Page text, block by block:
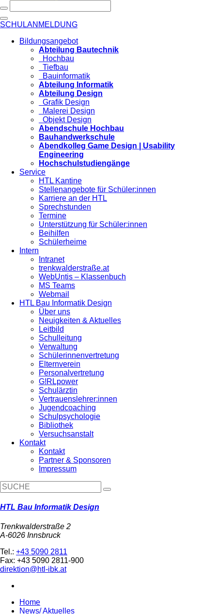
SCHULANMELDUNG
Bildungsangebot
Abteilung Bautechnik
Hochbau
Tiefbau
Bauinformatik
Abteilung Informatik
Abteilung Design
Grafik Design
Malerei Design
Objekt Design
Abendschule Hochbau
Bauhandwerkschule
Abendkolleg Game Design | Usability
Engineering
Hochschulstudiengänge
Service
HTL Kantine
Stellenangebote für Schüler:innen
Karriere an der HTL
Sprechstunden
Termine
Unterstützung für Schüler:innen
Beihilfen
Schülerheime
Intern
Intranet
trenkwalderstraße.at
WebUntis – Klassenbuch
MS Teams
Webmail
HTL Bau Informatik Design
Über uns
Neuigkeiten & Aktuelles
Leitbild
Schulleitung
Verwaltung
Schülerinnenvertretung
Elternverein
Personalvertretung
G!RLpower
Schulärztin
Vertrauenslehrer:innen
Jugendcoaching
Schulpsychologie
Bibliothek
Versuchsanstalt
Kontakt
Kontakt
Partner & Sponsoren
Impressum
HTL Bau Informatik Design
Trenkwalderstraße 2
A-6026 Innsbruck
Tel.: +43 5090 2811
Fax: +43 5090 2811-900
direktion@htl-ibk.at
Home
News/ Aktuelles